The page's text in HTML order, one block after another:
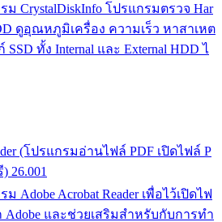
CrystalDiskInfo โปรแกรมตรวจ Har
ดูอุณหภูมิเครื่อง ความเร็ว หาสาเหต
ทั้ง Internal และ External HDD ไ
(โปรแกรมอ่านไฟล์ PDF เปิดไฟล์ P
26.001
Adobe Acrobat Reader เพื่อไว้เปิดไฟ
Adobe และช่วยเสริมสำหรับกับการทำ